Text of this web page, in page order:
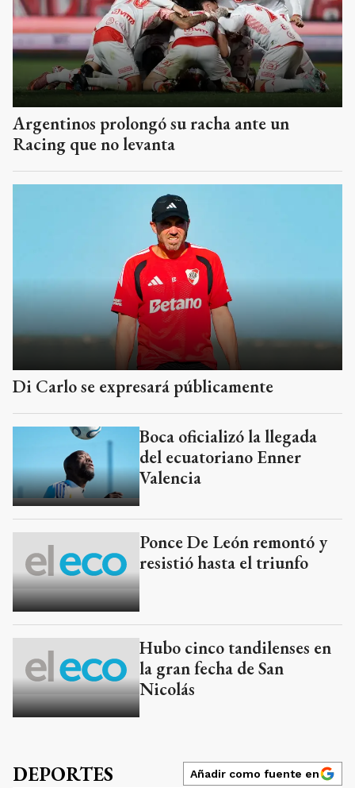
Argentinos prolongó su racha ante un
Racing que no levanta
Di Carlo se expresará públicamente
Boca oficializó la llegada
del ecuatoriano Enner
Valencia
Ponce De León remontó y
resistió hasta el triunfo
Hubo cinco tandilenses en
la gran fecha de San
Nicolás
DEPORTES Añadir como fuente en